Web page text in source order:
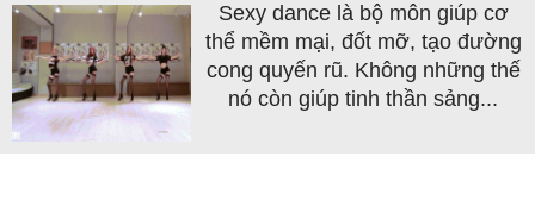
Sexy dance là bộ môn giúp cơ
thể mềm mại, đốt mỡ, tạo đường
cong quyến rũ. Không những thế
nó còn giúp tinh thần sảng...